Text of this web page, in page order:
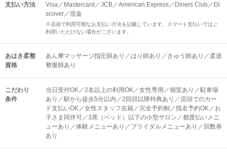
支払い方法
Visa／Mastercard／JCB／American Express／Diners Club／Di
scover／現金
※店頭で利用可能なお支払い方法を記載しています。スマート支払いではご
利用いただけない場合がございます。
あはき柔整
資格
あん摩マッサージ指圧師あり／はり師あり／きゅう師あり／柔道
整復師あり
こだわり
条件
当日受付OK／2名以上の利用OK／女性専用／個室あり／駐車場
あり／駅から徒歩5分以内／2回目以降特典あり／店頭でのカー
ド支払いOK／女性スタッフ在籍／完全予約制／指名予約OK／お
子さま同伴可／3席（ベッド）以下の小型サロン／都度払いメニ
ューあり／体験メニューあり／ブライダルメニューあり／回数券
あり